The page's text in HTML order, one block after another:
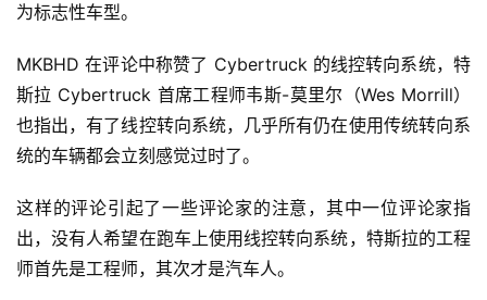
为标志性车型。
MKBHD 在评论中称赞了 Cybertruck 的线控转向系统，特
斯拉 Cybertruck 首席工程师韦斯-莫里尔（Wes Morrill）
也指出，有了线控转向系统，几乎所有仍在使用传统转向系
统的车辆都会立刻感觉过时了。
这样的评论引起了一些评论家的注意，其中一位评论家指
出，没有人希望在跑车上使用线控转向系统，特斯拉的工程
师首先是工程师，其次才是汽车人。